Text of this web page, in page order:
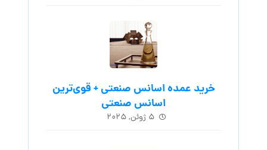
خرید عمده اسانس صنعتی + قوی‌ترین
اسانس‌ صنعتی
۵ ژوئن, ۲۰۲۵